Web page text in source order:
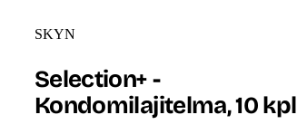
SKYN
Selection+ -
Kondomilajitelma, 10 kpl